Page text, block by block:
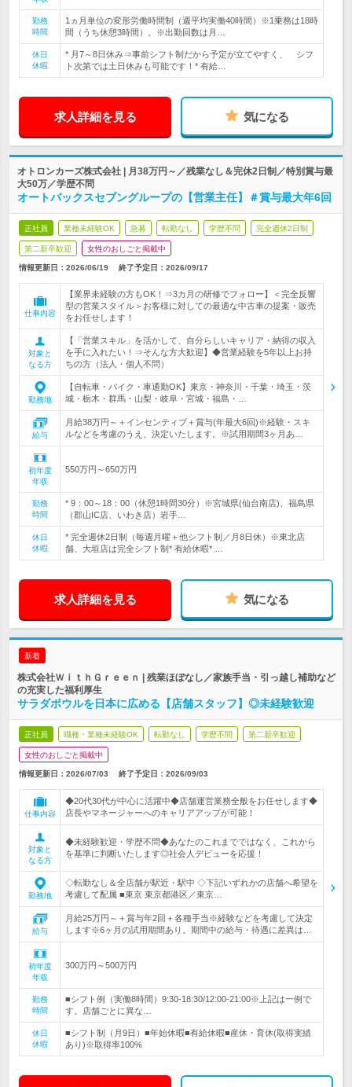
勤務
時間
1ヵ月単位の変形労働時間制（週平均実働40時間）※1乗務は18時
間（うち休憩3時間）。※出勤回数は月…
休日
休暇
* 月7～8日休み⇒事前シフト制だから予定が立てやすく、 シフ
ト次第では土日休みも可能です！* 有給…
求人詳細を見る 気になる
オトロンカーズ株式会社 | 月38万円～／残業なし＆完休2日制／特別賞与最
大50万／学歴不問
オートバックスセブングループの【営業主任】＃賞与最大年6回
正社員 業種未経験OK 急募 転勤なし 学歴不問 完全週休2日制
第二新卒歓迎 女性のおしごと掲載中
情報更新日：2026/06/19 終了予定日： 2026/09/17
仕事内容
【業界未経験の方もOK！⇒3カ月の研修でフォロー】＜完全反響
型の営業スタイル＞お客様に対しての最適な中古車の提案・販売
をお任せします！
対象と
なる方
【「営業スキル」を活かして、自分らしいキャリア・納得の収入
を手に入れたい！⇒そんな方大歓迎】◆営業経験を5年以上お持
ちの方（法人・個人不問）
勤務地
【自転車・バイク・車通勤OK】東京・神奈川・千葉・埼玉・茨
城・栃木・群馬・山梨・岐阜・宮城・福島・…
給与
月給38万円～＋インセンティブ＋賞与(年最大6回)※経験・スキ
ルなどを考慮のうえ、決定いたします。※試用期間3ヶ月あ…
初年度
年収
550万円～650万円
勤務
時間
* 9：00～18：00（休憩1時間30分）※宮城県(仙台南店)、福島県
（郡山IC店、いわき店）岩手…
休日
休暇
* 完全週休2日制（毎週月曜＋他シフト制／月8日休）※東北店
舗、大垣店は完全シフト制* 有給休暇* …
求人詳細を見る 気になる
新着
株式会社ＷｉｔｈＧｒｅｅｎ | 残業ほぼなし／家族手当・引っ越し補助など
の充実した福利厚生
サラダボウルを日本に広める【店舗スタッフ】◎未経験歓迎
正社員 職種・業種未経験OK 転勤なし 学歴不問 第二新卒歓迎
女性のおしごと掲載中
情報更新日：2026/07/03 終了予定日： 2026/09/03
仕事内容
◆20代30代が中心に活躍中◆店舗運営業務全般をお任せします◆
店長やマネージャーへのキャリアアップが可能！
対象と
なる方
◆未経験歓迎・学歴不問◆あなたのこれまでではなく、これから
を基準に判断いたします◎社会人デビューを応援！
勤務地
◇転勤なし＆全店舗が駅近・駅中 ◇下記いずれかの店舗へ希望を
考慮して配属 ■東京 東京都港区／東京…
給与
月給25万円～＋賞与年2回＋各種手当※経験などを考慮して決定
します※6ヶ月の試用期間あり。期間中の給与・待遇に差異は…
初年度
年収
300万円～500万円
勤務
時間
■シフト例（実働8時間）9:30‐18:30/12:00-21:00※上記は一例で
す。店舗ごとに異な…
休日
休暇
■シフト制（月9日）■年始休暇■有給休暇■産休・育休(取得実績
あり)※取得率100%